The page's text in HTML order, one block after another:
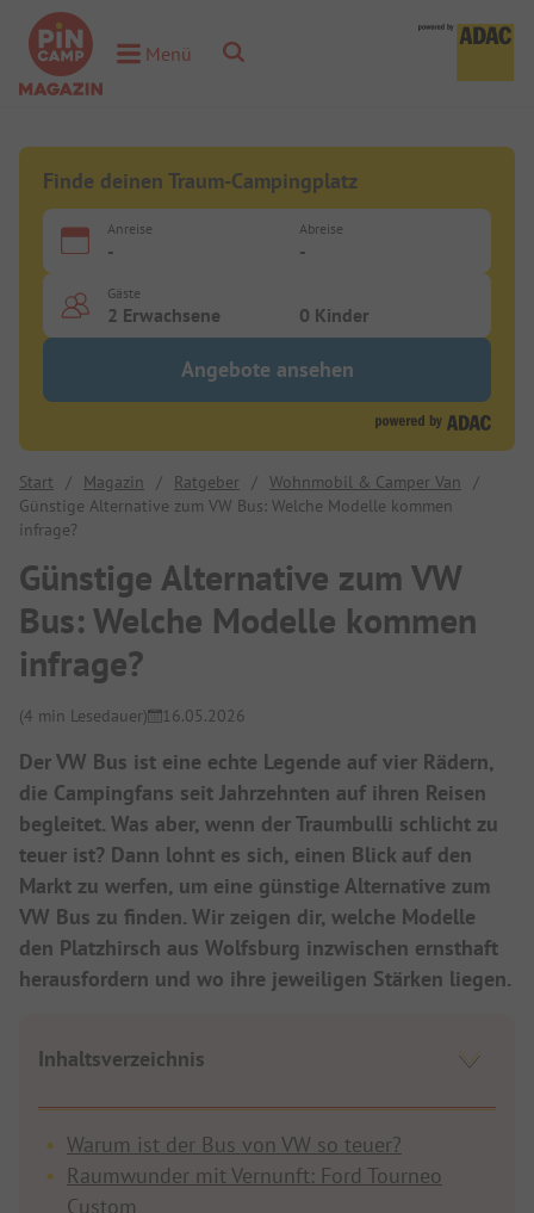
Toggle Menu
Menü Toggle Search
Finde deinen Traum-Campingplatz
Anreise
-
Abreise
-
Gäste
2 Erwachsene 0 Kinder
Angebote ansehen
Start / Magazin / Ratgeber / Wohnmobil & Camper Van
/
Günstige Alternative zum VW Bus: Welche Modelle kommen
infrage?
Günstige Alternative zum VW
Bus: Welche Modelle kommen
infrage?
(4 min Lesedauer) 16.05.2026
Der VW Bus ist eine echte Legende auf vier Rädern,
die Campingfans seit Jahrzehnten auf ihren Reisen
begleitet. Was aber, wenn der Traumbulli schlicht zu
teuer ist? Dann lohnt es sich, einen Blick auf den
Markt zu werfen, um eine günstige Alternative zum
VW Bus zu finden. Wir zeigen dir, welche Modelle
den Platzhirsch aus Wolfsburg inzwischen ernsthaft
herausfordern und wo ihre jeweiligen Stärken liegen.
Inhaltsverzeichnis
Warum ist der Bus von VW so teuer?
Raumwunder mit Vernunft: Ford Tourneo
Custom